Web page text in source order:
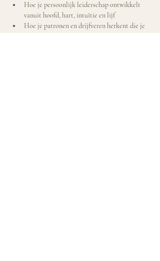
Hoe je persoonlijk leiderschap ontwikkelt
vanuit hoofd, hart, intuïtie en lijf
Hoe je patronen en drijfveren herkent die je